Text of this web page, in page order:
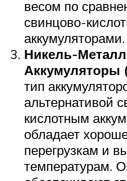
весом по
свинцово-
аккумуляторами.
Никель-
Аккумуляторы
тип
альтернативой
кислотным
обладает
перегрузкам и
температурам.